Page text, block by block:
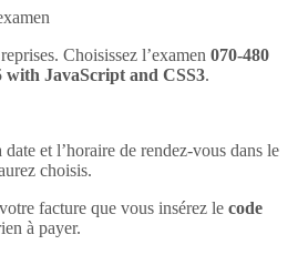
Choisissez l’examen 070-480
JavaScript and CSS3.
et l’horaire de rendez-vous dans le
choisis.
facture que vous insérez le code
à payer.